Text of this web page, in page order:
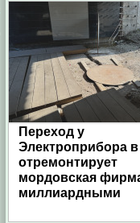
Переход у
Электроприбора
отремонтирует
мордовская
миллиардными